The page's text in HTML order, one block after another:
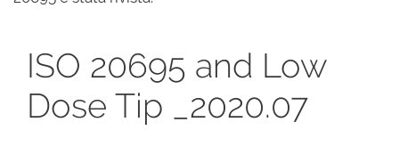
ISO 20695 and Low
Dose Tip _2020.07